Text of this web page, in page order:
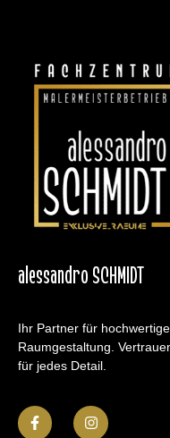
alessandro SCHMIDT
Ihr Partner für
Raumgestaltung.
für jedes Detail.